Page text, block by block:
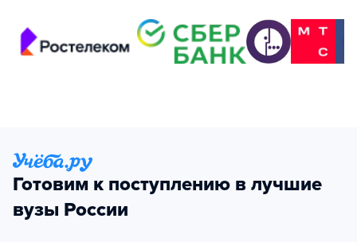
Готовим к поступлению в лучшие
вузы России